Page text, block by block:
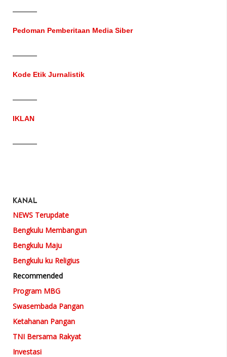
Pedoman Pemberitaan Media Siber
Kode Etik Jurnalistik
IKLAN
KANAL
NEWS Terupdate
Bengkulu Membangun
Bengkulu Maju
Bengkulu ku Religius
Recommended
Program MBG
Swasembada Pangan
Ketahanan Pangan
TNI Bersama Rakyat
Investasi